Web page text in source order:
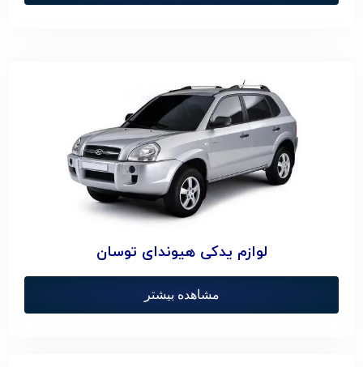
لوازم یدکی هیوندای توسان
مشاهده بیشتر